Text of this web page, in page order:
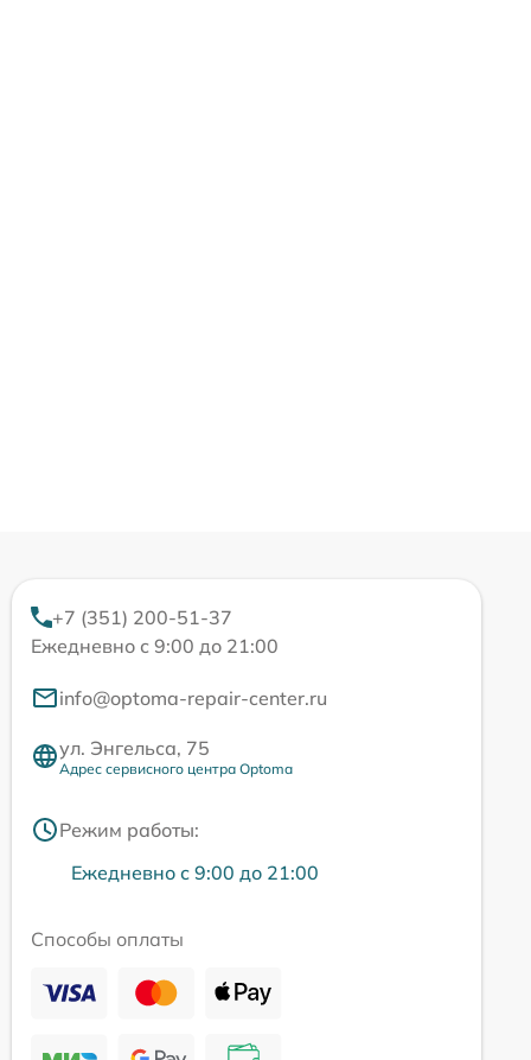
+7 (351) 200-51-37
Ежедневно с 9:00 до 21:00
info@optoma-repair-center.ru
ул. Энгельса, 75
Адрес сервисного центра Optoma
Режим работы:
Ежедневно с 9:00 до 21:00
Способы оплаты